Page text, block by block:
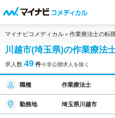
マイナビコメディカル 作業療法士の転
川越市(埼玉県)の作業療法
求人数 49 件※非公開求人を除く
職種 作業療法士
勤務地 埼玉県川越市